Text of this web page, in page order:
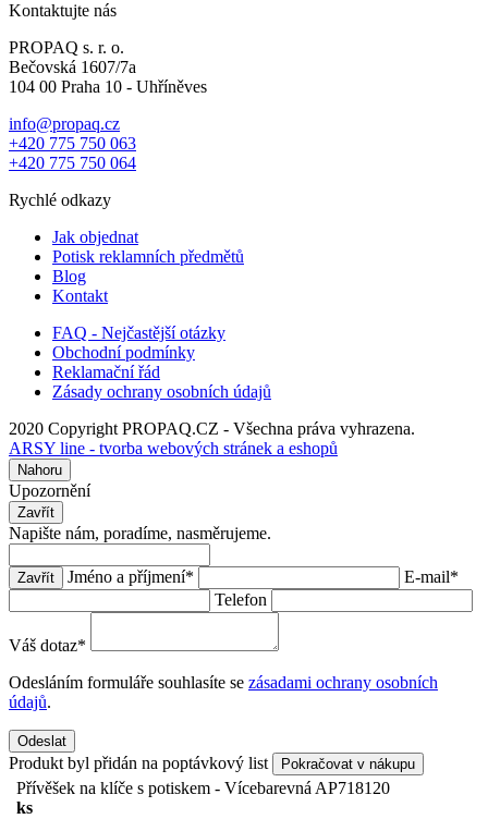
Kontaktujte nás
PROPAQ s. r. o.
Bečovská 1607/7a
104 00 Praha 10 - Uhříněves
info@propaq.cz
+420 775 750 063
+420 775 750 064
Rychlé odkazy
Jak objednat
Potisk reklamních předmětů
Blog
Kontakt
FAQ - Nejčastější otázky
Obchodní podmínky
Reklamační řád
Zásady ochrany osobních údajů
2020 Copyright PROPAQ.CZ - Všechna práva vyhrazena.
ARSY line - tvorba webových stránek a eshopů
Nahoru
Upozornění
Zavřít
Napište nám, poradíme, nasměrujeme.
Zavřít Jméno a příjmení* E-mail*
Telefon
Váš dotaz*
Odesláním formuláře souhlasíte se zásadami ochrany osobních
údajů.
Odeslat
Produkt byl přidán na poptávkový list Pokračovat v nákupu
Přívěšek na klíče s potiskem - VícebarevnáAP718120
ks